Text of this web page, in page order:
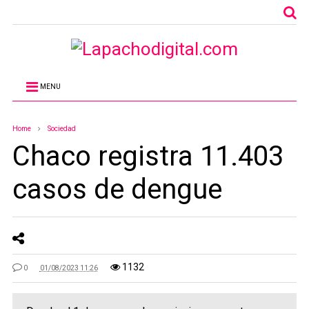
MENU
Home Sociedad
Chaco registra 11.403
casos de dengue
0 01/08/2023 11:26 1132